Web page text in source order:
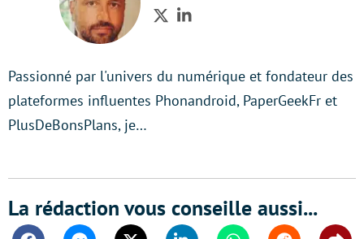
TwitterLinkedIn
Passionné par l'univers du numérique et fondateur des
plateformes influentes Phonandroid, PaperGeekFr et
PlusDeBonsPlans, je…
La rédaction vous conseille aussi...